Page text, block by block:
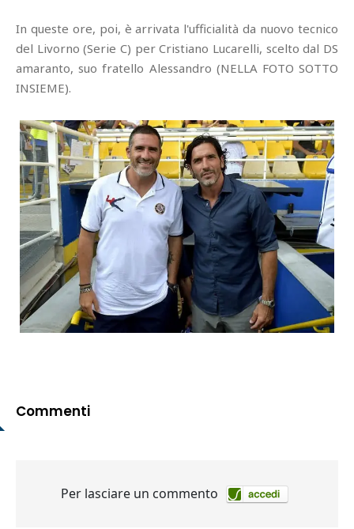
In queste ore, poi, è arrivata l'ufficialità da nuovo tecnico
del Livorno (Serie C) per Cristiano Lucarelli, scelto dal DS
amaranto, suo fratello Alessandro (NELLA FOTO SOTTO
INSIEME).
Commenti